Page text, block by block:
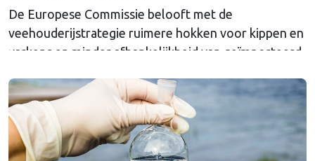
De Europese Commissie belooft met de
veehouderijstrategie ruimere hokken voor kippen en
varkens en minder afhankelijkheid van geïmporteerd
succesverhaal en dat moet zo blijven, is de
boodschap.